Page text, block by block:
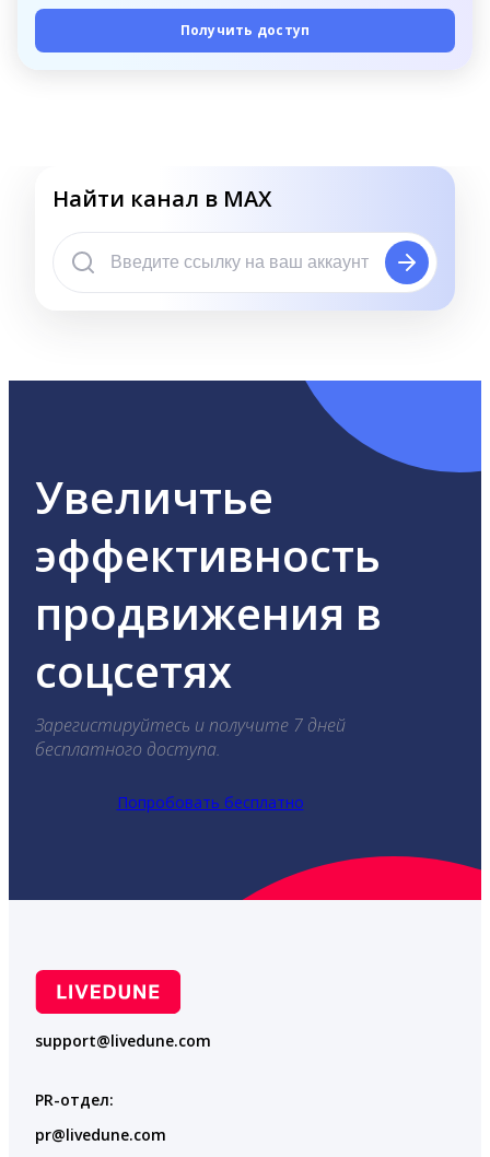
Получить доступ
Найти канал в MAX
Увеличтье
эффективность
продвижения в
соцсетях
Зарегистируйтесь и получите 7 дней
бесплатного доступа.
Попробовать бесплатно
support@livedune.com
PR-отдел:
pr@livedune.com